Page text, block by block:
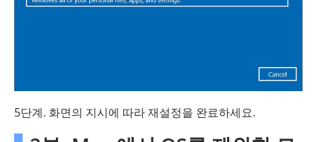
5단계. 화면의 지시에 따라 재설정을 완료하세요.